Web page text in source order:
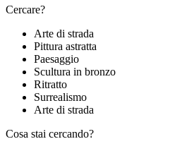
Cercare?
Arte di strada
Pittura astratta
Paesaggio
Scultura in bronzo
Ritratto
Surrealismo
Arte di strada
Cosa stai cercando?